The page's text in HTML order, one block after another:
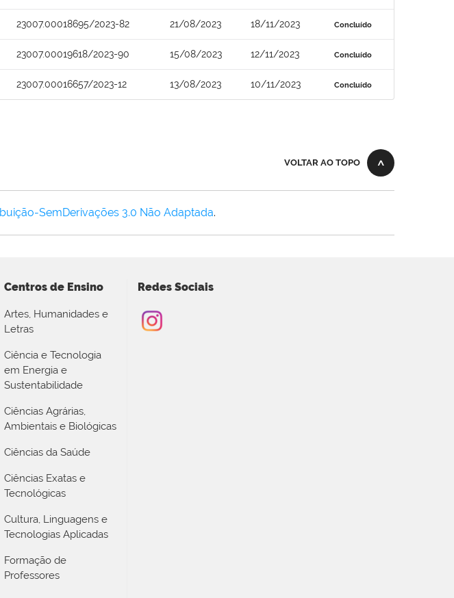
23007.00018695/2023-82 21/08/2023 18/11/2023 Concluído
23007.00019618/2023-90 15/08/2023 12/11/2023 Concluído
23007.00016657/2023-12 13/08/2023 10/11/2023 Concluído
VOLTAR AO TOPO
SemDerivações 3.0 Não Adaptada.
Centros de Ensino
Artes, Humanidades e
Letras
Ciência e Tecnologia
em Energia e
Sustentabilidade
Ciências Agrárias,
Ambientais e Biológicas
Ciências da Saúde
Ciências Exatas e
Tecnológicas
Cultura, Linguagens e
Tecnologias Aplicadas
Formação de
Professores
Redes Sociais